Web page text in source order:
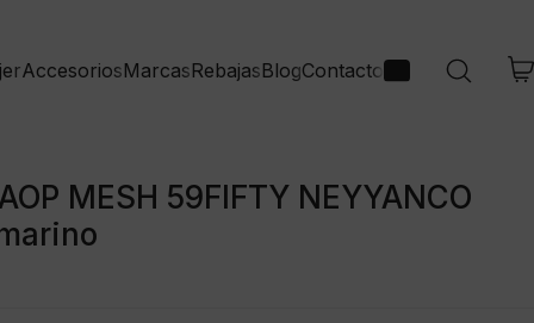
AccesoriosMarcasRebajasBlogContacto
MESH 59FIFTY NEYYANCO